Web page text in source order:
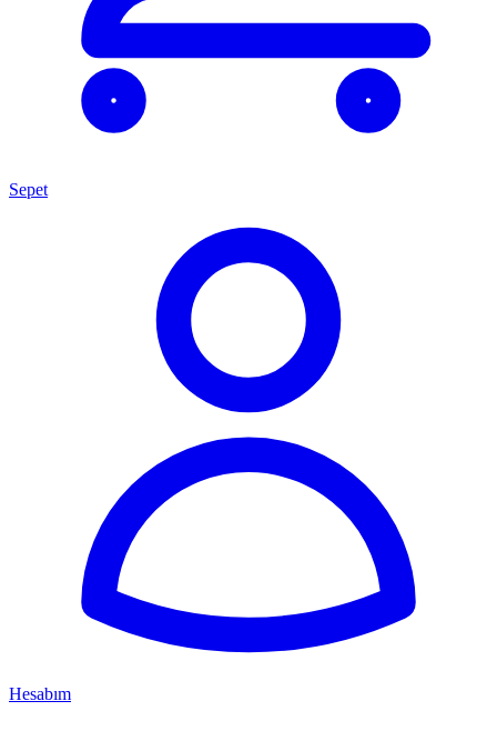
Sepet
Hesabım